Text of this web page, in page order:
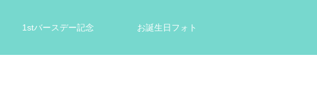
1stバースデー記念 お誕生日フォト